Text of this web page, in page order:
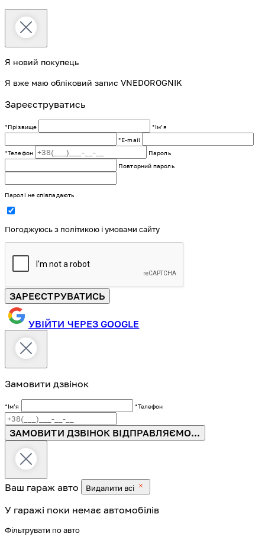
Я новий покупець
Я вже маю обліковий запис VNEDOROGNIK
Зареєструватись
*Прізвище
*Імʼя
*E-mail
*Телефон
Пароль
Повторний пароль
Паролі не співпадають
Погоджуюсь з політикою і умовами сайту
ЗАРЕЄСТРУВАТИСЬ
УВІЙТИ ЧЕРЕЗ GOOGLE
Замовити дзвінок
*Імʼя *Телефон
ЗАМОВИТИ ДЗВІНОК ВІДПРАВЛЯЄМО...
Ваш гараж авто Видалити всі
У гаражі поки немає автомобілів
Фільтрувати по авто